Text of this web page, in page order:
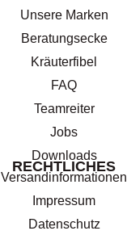
Unsere Marken
Beratungsecke
Kräuterfibel
FAQ
Teamreiter
Jobs
Downloads
RECHTLICHES
Versandinformationen
Impressum
Datenschutz